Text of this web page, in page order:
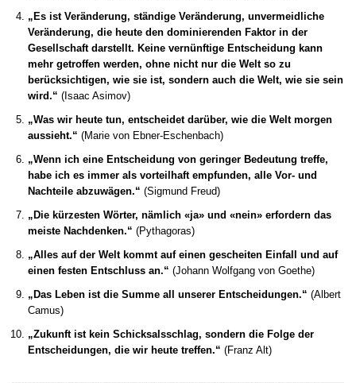
„Es ist Veränderung, ständige Veränderung, unvermeidliche
Veränderung, die heute den dominierenden Faktor in der
Gesellschaft darstellt. Keine vernünftige Entscheidung kann
mehr getroffen werden, ohne nicht nur die Welt so zu
berücksichtigen, wie sie ist, sondern auch die Welt, wie sie sein
wird.“ (Isaac Asimov)
„Was wir heute tun, entscheidet darüber, wie die Welt morgen
aussieht.“ (Marie von Ebner-Eschenbach)
„Wenn ich eine Entscheidung von geringer Bedeutung treffe,
habe ich es immer als vorteilhaft empfunden, alle Vor- und
Nachteile abzuwägen.“ (Sigmund Freud)
„Die kürzesten Wörter, nämlich «ja» und «nein» erfordern das
meiste Nachdenken.“ (Pythagoras)
„Alles auf der Welt kommt auf einen gescheiten Einfall und auf
einen festen Entschluss an.“ (Johann Wolfgang von Goethe)
„Das Leben ist die Summe all unserer Entscheidungen.“ (Albert
Camus)
„Zukunft ist kein Schicksalsschlag, sondern die Folge der
Entscheidungen, die wir heute treffen.“ (Franz Alt)